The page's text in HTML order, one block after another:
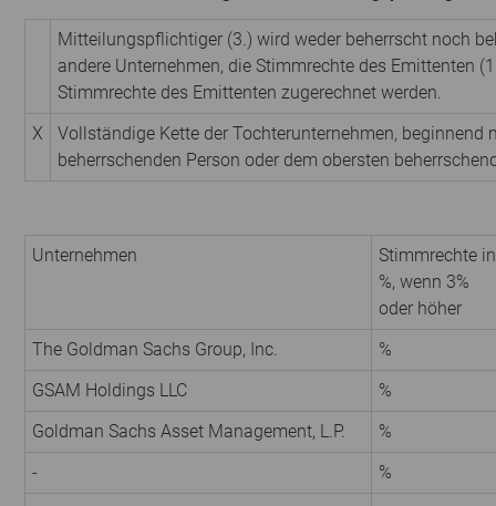
Mitteilungspflichtiger (3.) wird weder beherrscht noch
andere Unternehmen, die Stimmrechte des Emittenten
Stimmrechte des Emittenten zugerechnet werden.
X
Vollständige Kette der Tochterunternehmen, beginnend
beherrschenden Person oder dem obersten
Unternehmen
Stimmrechte in
%, wenn 3%
oder höher
The Goldman Sachs Group, Inc.
%
GSAM Holdings LLC
%
Goldman Sachs Asset Management, L.P.
%
-
%